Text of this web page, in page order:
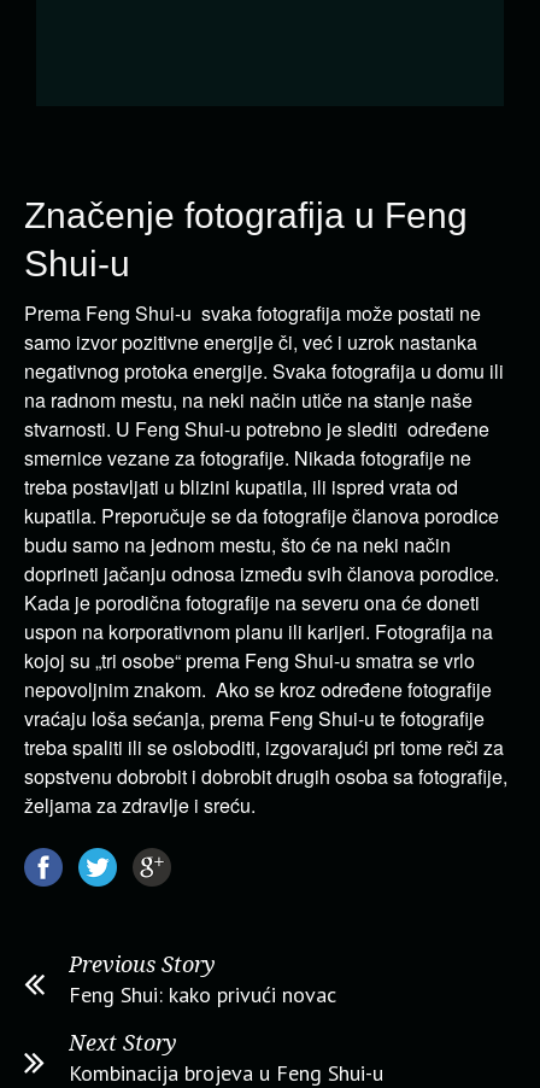
Značenje fotografija u Feng
Shui-u
Prema Feng Shui-u svaka fotografija može postati ne
samo izvor pozitivne energije či, već i uzrok nastanka
negativnog protoka energije. Svaka fotografija u domu ili
na radnom mestu, na neki način utiče na stanje naše
stvarnosti. U Feng Shui-u potrebno je slediti određene
smernice vezane za fotografije. Nikada fotografije ne
treba postavljati u blizini kupatila, ili ispred vrata od
kupatila. Preporučuje se da fotografije članova porodice
budu samo na jednom mestu, što će na neki način
doprineti jačanju odnosa između svih članova porodice.
Kada je porodična fotografije na severu ona će doneti
uspon na korporativnom planu ili karijeri. Fotografija na
kojoj su „tri osobe“ prema Feng Shui-u smatra se vrlo
nepovoljnim znakom. Ako se kroz određene fotografije
vraćaju loša sećanja, prema Feng Shui-u te fotografije
treba spaliti ili se osloboditi, izgovarajući pri tome reči za
sopstvenu dobrobit i dobrobit drugih osoba sa fotografije,
željama za zdravlje i sreću.
Previous Story
Feng Shui: kako privući novac
Next Story
Kombinacija brojeva u Feng Shui-u